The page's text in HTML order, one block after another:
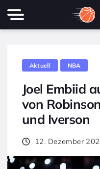
Aktuell NBA
Joel Embiid
von
und Iverson
12. Dezember